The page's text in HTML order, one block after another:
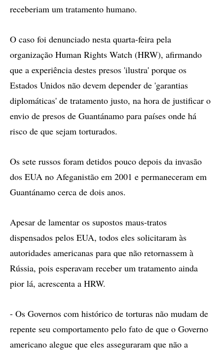
receberiam um tratamento humano.
O caso foi denunciado nesta quarta-feira pela
organização Human Rights Watch (HRW), afirmando
que a experiência destes presos 'ilustra' porque os
Estados Unidos não devem depender de 'garantias
diplomáticas' de tratamento justo, na hora de justificar o
envio de presos de Guantánamo para países onde há
risco de que sejam torturados.
Os sete russos foram detidos pouco depois da invasão
dos EUA no Afeganistão em 2001 e permaneceram em
Guantánamo cerca de dois anos.
Apesar de lamentar os supostos maus-tratos
dispensados pelos EUA, todos eles solicitaram às
autoridades americanas para que não retornassem à
Rússia, pois esperavam receber um tratamento ainda
pior lá, acrescenta a HRW.
- Os Governos com histórico de torturas não mudam de
repente seu comportamento pelo fato de que o Governo
americano alegue que eles asseguraram que não a